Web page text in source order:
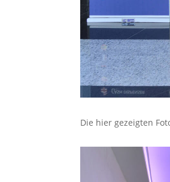
Die hier gezeigten